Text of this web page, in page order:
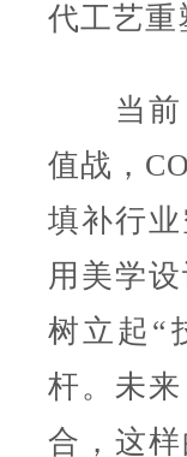
代工艺重
当前，
值战，
填补行
用美学
树立起“
杆。未
合，这